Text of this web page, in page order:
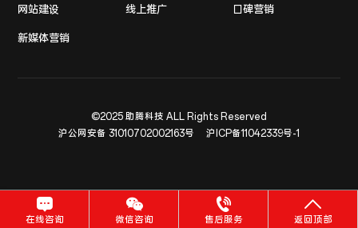
网站建设 线上推广 口碑营销
新媒体营销
©2025 助腾科技 ALL Rights Reserved
沪公网安备 31010702002163号
沪ICP备11042339号-1
在线咨询 微信咨询 售后服务 返回顶部